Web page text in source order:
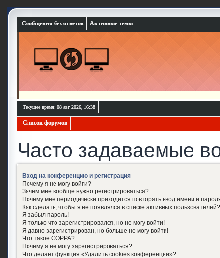
Сообщения без ответов Активные темы
Текущее время: 08 авг 2026, 16:38
Список форумов
Часто задаваемые
Вход на конференцию и регистрация
Почему я не могу войти?
Зачем мне вообще нужно регистрироваться?
Почему мне периодически приходится повторять ввод имени и
Как сделать, чтобы я не появлялся в списке активных пользователей?
Я забыл пароль!
Я только что зарегистрировался, но не могу войти!
Я давно зарегистрирован, но больше не могу войти!
Что такое COPPA?
Почему я не могу зарегистрироваться?
Что делает функция «Удалить cookies конференции»?